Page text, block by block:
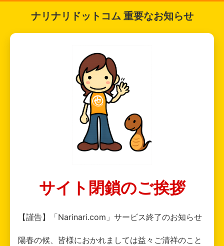
ナリナリドットコム 重要なお知らせ
サイト閉鎖のご挨拶
【謹告】「Narinari.com」サービス終了のお知らせ
陽春の候、皆様におかれましては益々ご清祥のこと